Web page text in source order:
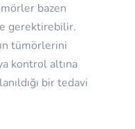
bazen
gerektirebilir.
tümörlerini
kontrol altına
bir tedavi